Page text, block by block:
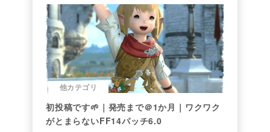
他カテゴリ
初投稿です🌱｜発売まで＠1か月｜ワクワク
がとまらないFF14パッチ6.0